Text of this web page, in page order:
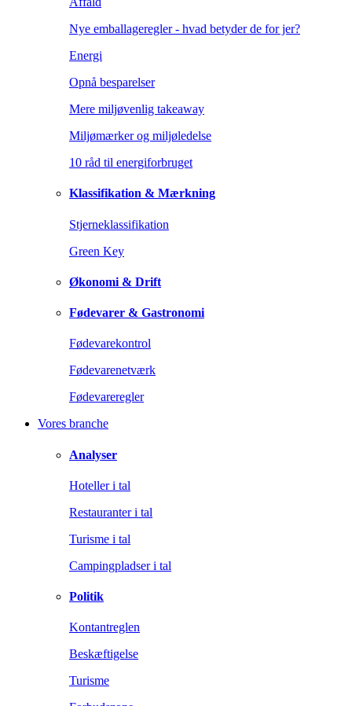
Nye emballageregler - hvad betyder de for jer?
Energi
Opnå besparelser
Mere miljøvenlig takeaway
Miljømærker og miljøledelse
10 råd til energiforbruget
Klassifikation & Mærkning
Stjerneklassifikation
Green Key
Økonomi & Drift
Fødevarer & Gastronomi
Fødevarekontrol
Fødevarenetværk
Fødevareregler
Vores branche
Analyser
Hoteller i tal
Restauranter i tal
Turisme i tal
Campingpladser i tal
Politik
Kontantreglen
Beskæftigelse
Turisme